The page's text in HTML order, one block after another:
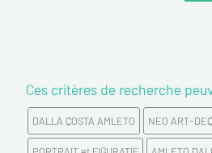
Prénom*
Email*
Ces critères de recherche
DALLA COSTA AMLETO NEO ART-